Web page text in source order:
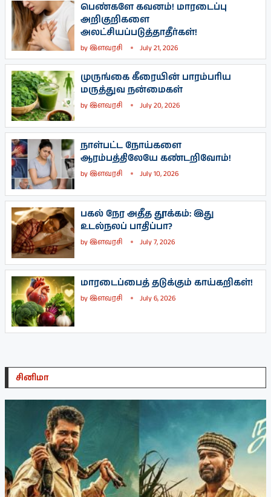
பெண்களே கவனம்! மாரடைப்பு
அறிகுறிகளை
அலட்சியப்படுத்தாதீர்கள்!
byஇளவரசி July 21, 2026
முருங்கை கீரையின் பாரம்பரிய
மருத்துவ நன்மைகள்
byஇளவரசி July 20, 2026
நாள்பட்ட நோய்களை
ஆரம்பத்திலேயே கண்டறிவோம்!
byஇளவரசி July 10, 2026
பகல் நேர அதீத தூக்கம்: இது
உடல்நலப் பாதிப்பா?
byஇளவரசி July 7, 2026
மாரடைப்பைத் தடுக்கும் காய்கறிகள்!
byஇளவரசி July 6, 2026
சினிமா